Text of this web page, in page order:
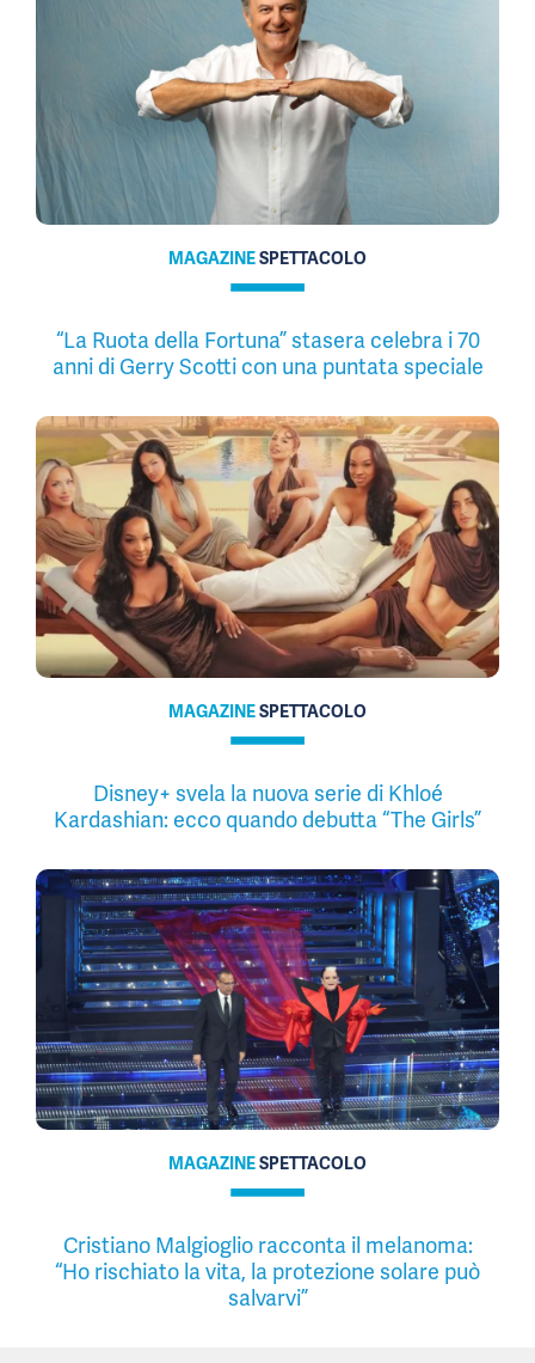
MAGAZINESPETTACOLO
“La Ruota della Fortuna” stasera celebra i 70
anni di Gerry Scotti con una puntata speciale
MAGAZINESPETTACOLO
Disney+ svela la nuova serie di Khloé
Kardashian: ecco quando debutta “The Girls”
MAGAZINESPETTACOLO
Cristiano Malgioglio racconta il melanoma:
“Ho rischiato la vita, la protezione solare può
salvarvi”